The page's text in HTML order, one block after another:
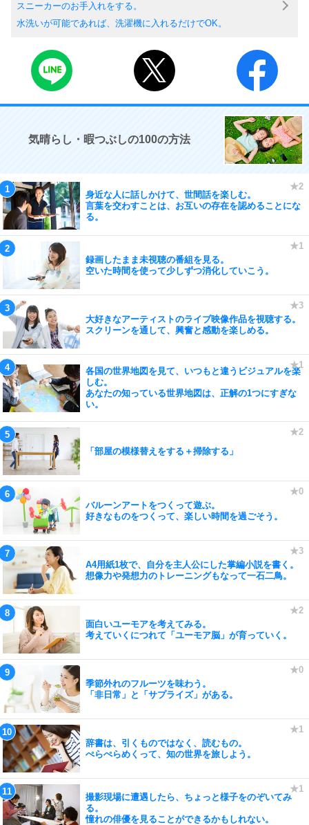
スニーカーのお手入れをする。
水洗いが可能であれば、洗濯機に入れるだけでOK。
気晴らし・暇つぶしの100の方法
身近な人に話しかけて、世間話を楽しむ。
言葉を交わすことは、お互いの存在を認めることにな
る。
録画したまま未視聴の番組を見る。
空いた時間を使って少しずつ消化していこう。
大好きなアーティストのライブ映像作品を視聴する。
スクリーンを通して、興奮と感動を楽しめる。
各国の世界地図を見て、いつもと違うビジュアルを楽
しむ。
あなたの知っている世界地図は、正解の1つにすぎな
い。
「部屋の模様替えをする＋掃除する」
バルーンアートをつくって遊ぶ。
好きなものをつくって、楽しい時間を過ごそう。
A4用紙1枚で、自分を主人公にした掌編小説を書く。
想像力や発想力のトレーニングもなって一石二鳥。
面白いユーモアを考えてみる。
考えていくにつれて「ユーモア脳」が育っていく。
季節外れのフルーツを味わう。
「非日常」と「サプライズ」がある。
辞書は、引くものではなく、読むもの。
ぺらぺらめくって、知の世界を旅しよう。
撮影現場に遭遇したら、ちょっと様子をのぞいてみ
る。
憧れの俳優を見ることができるかもしれない。